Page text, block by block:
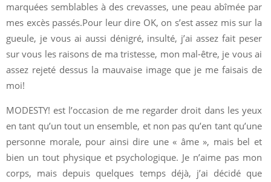
marquées semblables à des crevasses, une peau abîmée par
mes excès passés.Pour leur dire OK, on s’est assez mis sur la
gueule, je vous ai aussi dénigré, insulté, j’ai assez fait peser
sur vous les raisons de ma tristesse, mon mal-être, je vous ai
assez rejeté dessus la mauvaise image que je me faisais de
moi!
MODESTY! est l’occasion de me regarder droit dans les yeux
en tant qu’un tout un ensemble, et non pas qu’en tant qu’une
personne morale, pour ainsi dire une « âme », mais bel et
bien un tout physique et psychologique. Je n’aime pas mon
corps, mais depuis quelques temps déjà, j’ai décidé que